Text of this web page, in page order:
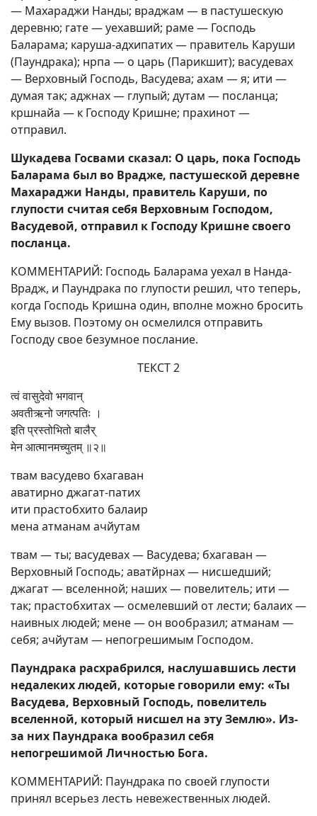
— Махараджи Нанды; враджам — в пастушескую
деревню; гате — уехавший; раме — Господь
Баларама; каруша-адхипатих — правитель Каруши
(Паундрака); нрпа — о царь (Парикшит); васудевах
— Верховный Господь, Васудева; ахам — я; ити —
думая так; аджнах — глупый; дутам — посланца;
кршнайа — к Господу Кришне; прахинот —
отправил.
Шукадева Госвами сказал: О царь, пока Господь
Баларама был во Врадже, пастушеской деревне
Махараджи Нанды, правитель Каруши, по
глупости считая себя Верховным Господом,
Васудевой, отправил к Господу Кришне своего
посланца.
КОММЕНТАРИЙ: Господь Баларама уехал в Нанда-
Врадж, и Паундрака по глупости решил, что теперь,
когда Господь Кришна один, вполне можно бросить
Ему вызов. Поэтому он осмелился отправить
Господу свое безумное послание.
ТЕКСТ 2
त्वं वासुदेवो भगवान्
अवतीऋनो जगत्पतिः ।
इति प्रस्तोभितो बालैर्
मेन आत्मानमच्युतम् ॥२॥
твам васудево бхагаван
аватирно джагат-патих
ити прастобхито балаир
мена атманам ачйутам
твам — ты; васудевах — Васудева; бхагаван —
Верховный Господь; аватйрнах — нисшедший;
джагат — вселенной; наших — повелитель; ити —
так; прастобхитах — осмелевший от лести; балаих —
наивных людей; мене — он вообразил; атманам —
себя; ачйутам — непогрешимым Господом.
Паундрака расхрабрился, наслушавшись лести
недалеких людей, которые говорили ему: «Ты
Васудева, Верховный Господь, повелитель
вселенной, который нисшел на эту Землю». Из-
за них Паундрака вообразил себя
непогрешимой Личностью Бога.
КОММЕНТАРИЙ: Паундрака по своей глупости
принял всерьез лесть невежественных людей.